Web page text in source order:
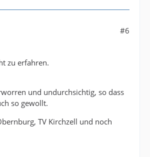
#6
zu erfahren.
und undurchsichtig, so dass
so gewollt.
TV Kirchzell und noch